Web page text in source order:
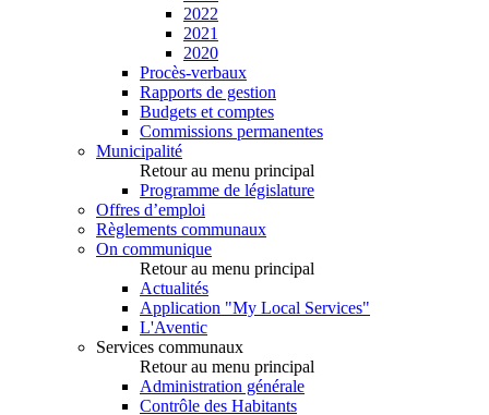
2022
2021
2020
Procès-verbaux
Rapports de gestion
Budgets et comptes
Commissions permanentes
Municipalité
Retour au menu principal
Programme de législature
Offres d’emploi
Règlements communaux
On communique
Retour au menu principal
Actualités
Application "My Local Services"
L'Aventic
Services communaux
Retour au menu principal
Administration générale
Contrôle des Habitants